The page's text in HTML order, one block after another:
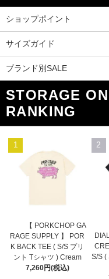
ショップポイント
サイズガイド
ブランド別SALE
STORAGE
RANKING
1
【 PORKCHOP GA
RAGE SUPPLY 】 POR
K BACK TEE ( S/S プリ
ント Tシャツ ) Cream
7,260円(税込)
2
S/S (